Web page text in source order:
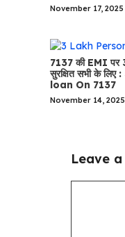
November 17, 2025
7137 की EMI पर
सुरक्षित सभी के
loan On 7137
November 14, 2025
Leave